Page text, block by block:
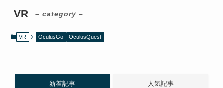
VR – category –
VR OculusGo OculusQuest
新着記事 人気記事